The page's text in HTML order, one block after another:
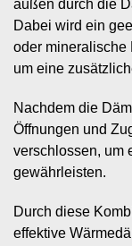
außen durch die
Dabei wird ein
oder mineralische
um eine
Nachdem die
Öffnungen und
verschlossen, um
gewährleisten.
Durch diese
effektive